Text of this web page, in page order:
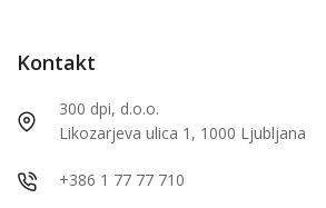
Kontakt
300 dpi, d.o.o.
Likozarjeva ulica 1, 1000 Ljubljana
+386 1 77 77 710